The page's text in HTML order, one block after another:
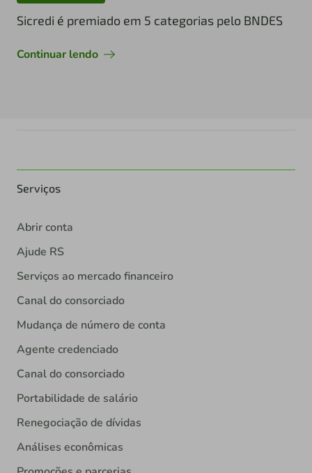
Sicredi é premiado em 5 categorias pelo BNDES
Continuar lendo
Serviços
Abrir conta
Ajude RS
Serviços ao mercado financeiro
Canal do consorciado
Mudança de número de conta
Agente credenciado
Canal do consorciado
Portabilidade de salário
Renegociação de dívidas
Análises econômicas